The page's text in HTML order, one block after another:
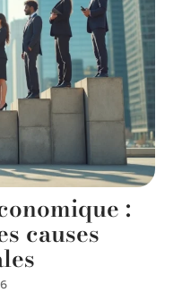
:
causes